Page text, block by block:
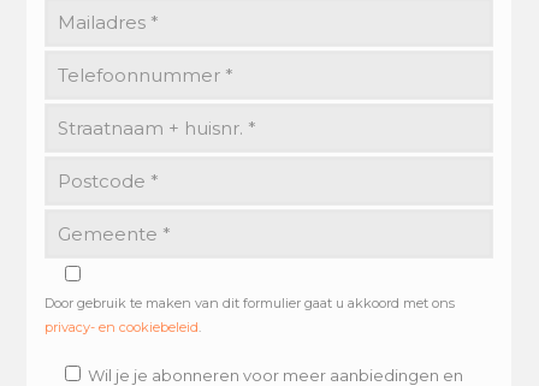
Door gebruik te maken van dit formulier gaat u akkoord met ons
privacy- en cookiebeleid
Wil je je abonneren voor meer aanbiedingen en